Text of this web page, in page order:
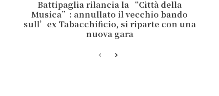
Battipaglia rilancia la “Città della
Musica”: annullato il vecchio bando
sull’ex Tabacchificio, si riparte con una
nuova gara